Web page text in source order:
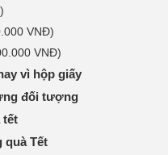
VNĐ)
VNĐ)
vì hộp giấy
đối tượng
tết
quà Tết